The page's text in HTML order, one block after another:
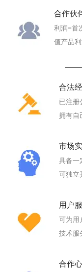
合作伙
利润=首
值产品利
合法
已注册
拥有自
市场
具备一
可独立
用户
可为用
技术服
合作